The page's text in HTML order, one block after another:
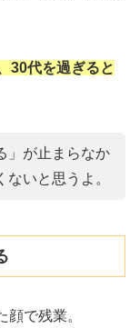
30代を過ぎると
」が止まらなか
いと思うよ。
で残業。